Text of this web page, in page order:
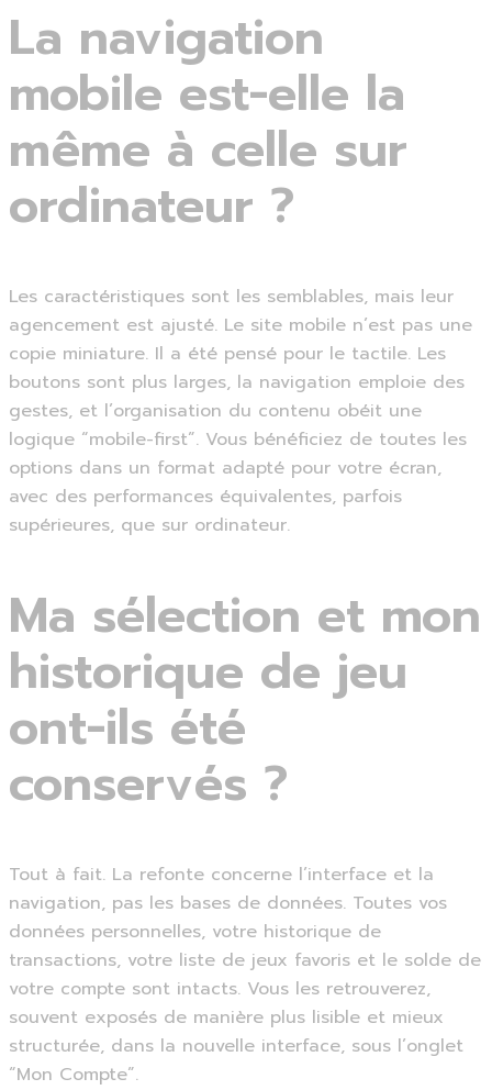
La navigation
mobile est-elle la
même à celle sur
ordinateur ?
Les caractéristiques sont les semblables, mais leur
agencement est ajusté. Le site mobile n’est pas une
copie miniature. Il a été pensé pour le tactile. Les
boutons sont plus larges, la navigation emploie des
gestes, et l’organisation du contenu obéit une
logique “mobile-first”. Vous bénéficiez de toutes les
options dans un format adapté pour votre écran,
avec des performances équivalentes, parfois
supérieures, que sur ordinateur.
Ma sélection et mon
historique de jeu
ont-ils été
conservés ?
Tout à fait. La refonte concerne l’interface et la
navigation, pas les bases de données. Toutes vos
données personnelles, votre historique de
transactions, votre liste de jeux favoris et le solde de
votre compte sont intacts. Vous les retrouverez,
souvent exposés de manière plus lisible et mieux
structurée, dans la nouvelle interface, sous l’onglet
“Mon Compte”.